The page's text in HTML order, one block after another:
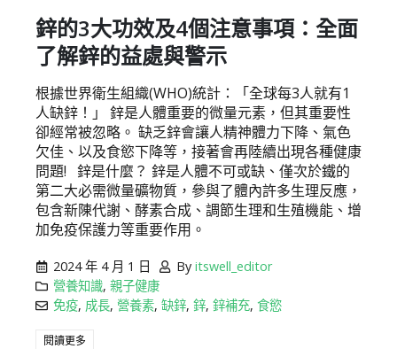
鋅的3大功效及4個注意事項：全面
了解鋅的益處與警示
根據世界衛生組織(WHO)統計：「全球每3人就有1
人缺鋅！」 鋅是人體重要的微量元素，但其重要性
卻經常被忽略。 缺乏鋅會讓人精神體力下降、氣色
欠佳、以及食慾下降等，接著會再陸續出現各種健康
問題! 鋅是什麼？ 鋅是人體不可或缺、僅次於鐵的
第二大必需微量礦物質，參與了體內許多生理反應，
包含新陳代謝、酵素合成、調節生理和生殖機能、增
加免疫保護力等重要作用。
2024 年 4 月 1 日 By itswell_editor
營養知識,親子健康
免疫, 成長,營養素,缺鋅,鋅,鋅補充,食慾
閱讀更多